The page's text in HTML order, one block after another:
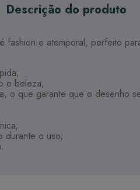
Descrição do produto
e atemporal, perfeito
e beleza;
o que garante que o desenho
durante o uso;